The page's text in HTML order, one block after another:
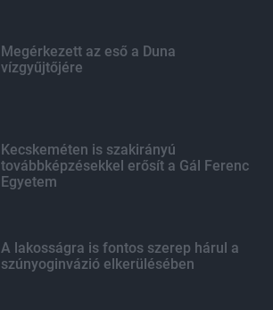
Megérkezett az eső a Duna
vízgyűjtőjére
Kecskeméten is szakirányú
továbbképzésekkel erősít a Gál Ferenc
Egyetem
A lakosságra is fontos szerep hárul a
szúnyoginvázió elkerülésében